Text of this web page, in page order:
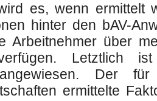
es, wenn ermittelt
hinter den bAV-
Arbeitnehmer über
Letztlich
angewiesen. Der
ermittelte